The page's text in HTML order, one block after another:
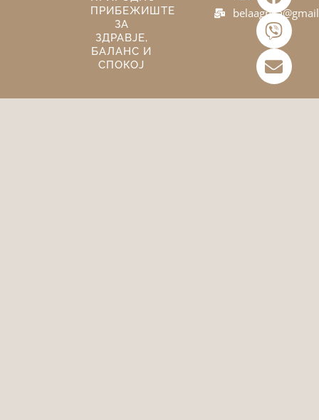
ПРИБЕЖИШТЕ
ЗА
ЗДРАВЈЕ,
БАЛАНС И
СПОКОЈ
c
e
b
o
b
e
r
v
e
l
o